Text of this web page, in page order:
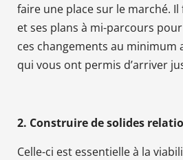
faire une place sur le marché.
et ses plans à mi-parcours
ces changements au
qui vous ont permis d’arriver
2. Construire de solides
Celle-ci est essentielle à la